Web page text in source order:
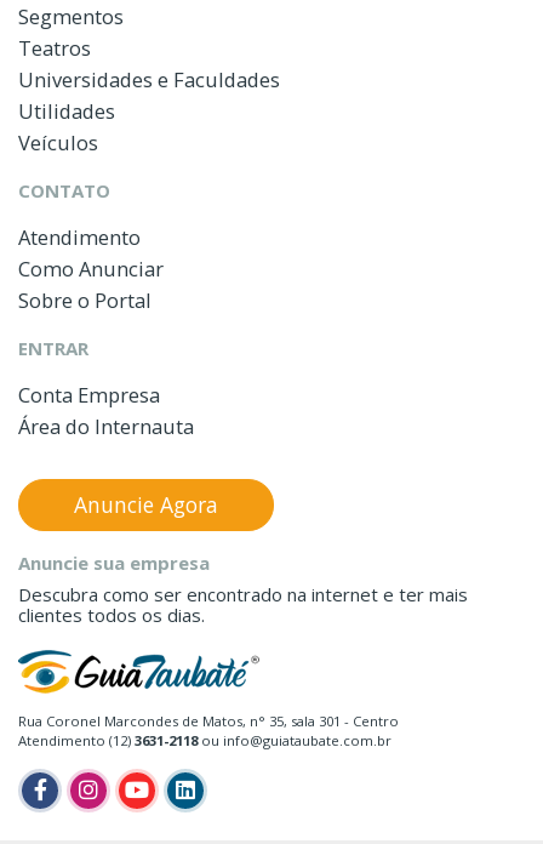
Segmentos
Teatros
Universidades e Faculdades
Utilidades
Veículos
CONTATO
Atendimento
Como Anunciar
Sobre o Portal
ENTRAR
Conta Empresa
Área do Internauta
Rua Coronel Marcondes de Matos, n° 35, sala 301 - Centro
Atendimento (12) 3631-2118ou info@guiataubate.com.br
Anuncie sua empresa
Descubra como ser encontrado na internet e ter mais
clientes todos os dias.
Anuncie Agora